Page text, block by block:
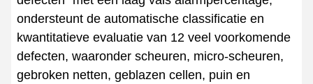
ondersteunt de automatische classificatie en
kwantitatieve evaluatie van 12 veel voorkomende
defecten, waaronder scheuren, micro-scheuren,
gebroken netten, geblazen cellen, puin en